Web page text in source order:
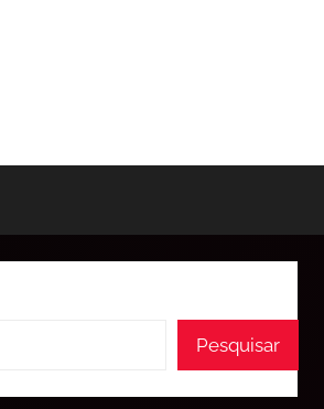
Pesquisar